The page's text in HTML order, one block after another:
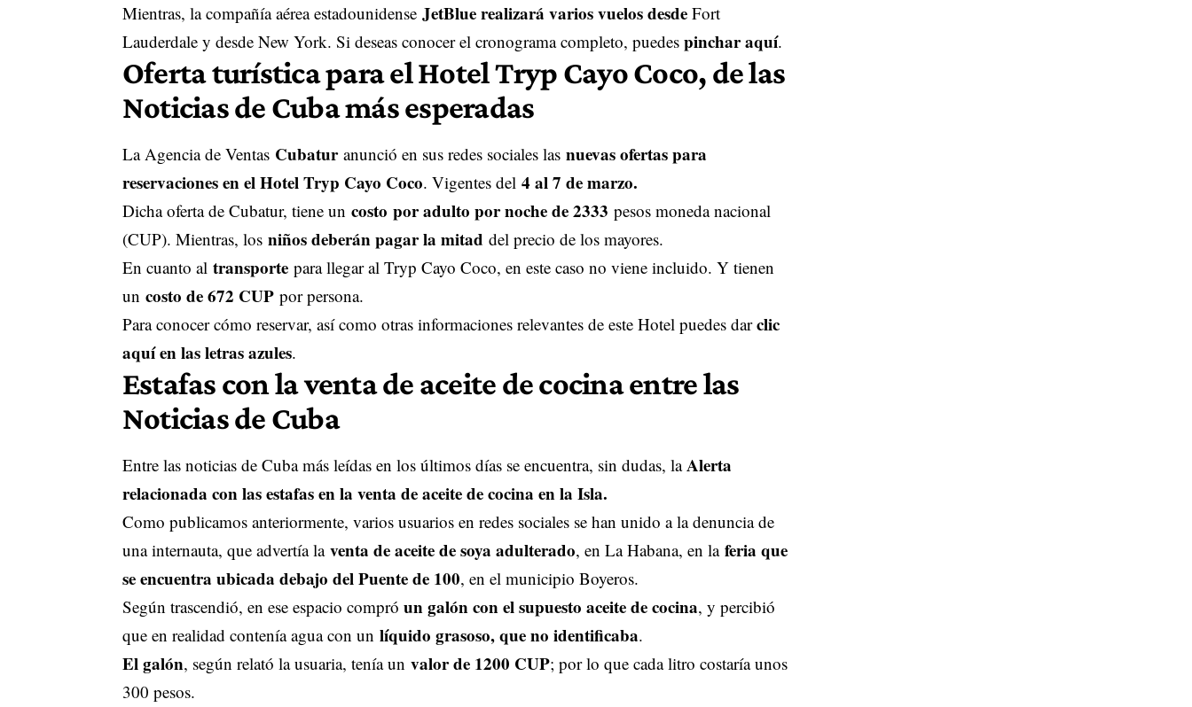
Mientras, la compañía aérea estadounidense JetBlue realizará varios vuelos desde Fort
Lauderdale y desde New York. Si deseas conocer el cronograma completo, puedes pinchar aquí.
Oferta turística para el Hotel Tryp Cayo Coco, de las
Noticias de Cuba más esperadas
La Agencia de Ventas Cubatur anunció en sus redes sociales las nuevas ofertas para
reservaciones en el Hotel Tryp Cayo Coco. Vigentes del 4 al 7 de marzo.
Dicha oferta de Cubatur, tiene un costo por adulto por noche de 2333 pesos moneda nacional
(CUP). Mientras, los niños deberán pagar la mitad del precio de los mayores.
En cuanto al transportepara llegar al Tryp Cayo Coco, en este caso no viene incluido. Y tienen
un costo de 672 CUPpor persona.
Para conocer cómo reservar, así como otras informaciones relevantes de este Hotel puedes darclic
aquí en las letras azules.
Estafas con la venta de aceite de cocina entre las
Noticias de Cuba
Entre las noticias de Cuba más leídas en los últimos días se encuentra, sin dudas, laAlerta
relacionada con las estafas en la venta de aceite de cocina en la Isla.
Como publicamos anteriormente, varios usuarios en redes sociales se han unido a la denuncia de
una internauta, que advertía la venta de aceite de soya adulterado, en La Habana, en la feria que
se encuentra ubicada debajo del Puente de 100, en el municipio Boyeros.
Según trascendió, en ese espacio compró un galón con el supuesto aceite de cocina, y percibió
que en realidad contenía agua con un líquido grasoso, que no identificaba.
El galón, según relató la usuaria, tenía un valor de 1200 CUP; por lo que cada litro costaría unos
300 pesos.